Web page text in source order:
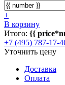
+
В корзину
Итого: {{
+7 (495) 787-17-
Уточнить цену
Доставка
Оплата